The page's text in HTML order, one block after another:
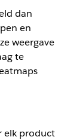
dan
en
weergave
te
elk product